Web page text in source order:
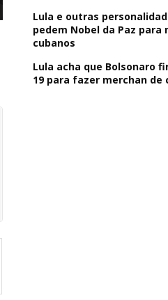
Lula e outras
pedem Nobel da Paz para
cubanos
Lula acha que Bolsonaro
19 para fazer merchan de